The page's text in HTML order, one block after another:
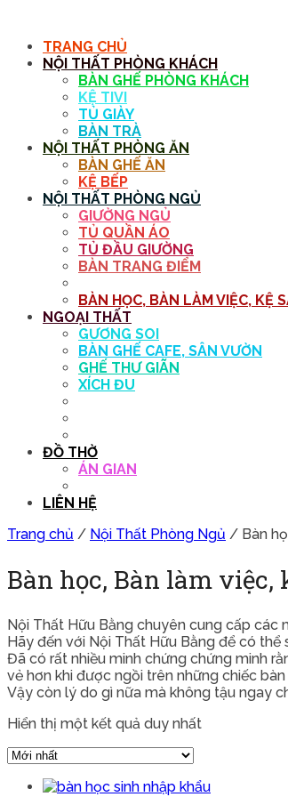
TRANG CHỦ
NỘI THẤT PHÒNG KHÁCH
BÀN GHẾ PHÒNG KHÁCH
KỆ TIVI
TỦ GIÀY
BÀN TRÀ
NỘI THẤT PHÒNG ĂN
BÀN GHẾ ĂN
KỆ BẾP
NỘI THẤT PHÒNG NGỦ
GIƯỜNG NGỦ
TỦ QUẦN ÁO
TỦ ĐẦU GIƯỜNG
BÀN TRANG ĐIỂM
BÀN HỌC, BÀN LÀM VIỆC, KỆ
NGOẠI THẤT
GƯƠNG SOI
BÀN GHẾ CAFE, SÂN VƯỜN
GHẾ THƯ GIÃN
XÍCH ĐU
ĐỒ THỜ
ÁN GIAN
LIÊN HỆ
Trang chủ / Nội Thất Phòng Ngủ / Bàn
Bàn học, Bàn làm việc,
Nội Thất Hữu Bằng chuyên cung cấp các
Hãy đến với Nội Thất Hữu Bằng để có
Đã có rất nhiều minh chứng chứng minh
vẻ hơn khi được ngồi trên những chiếc
Vậy còn lý do gì nữa mà không tậu ngay
Hiển thị một kết quả duy nhất